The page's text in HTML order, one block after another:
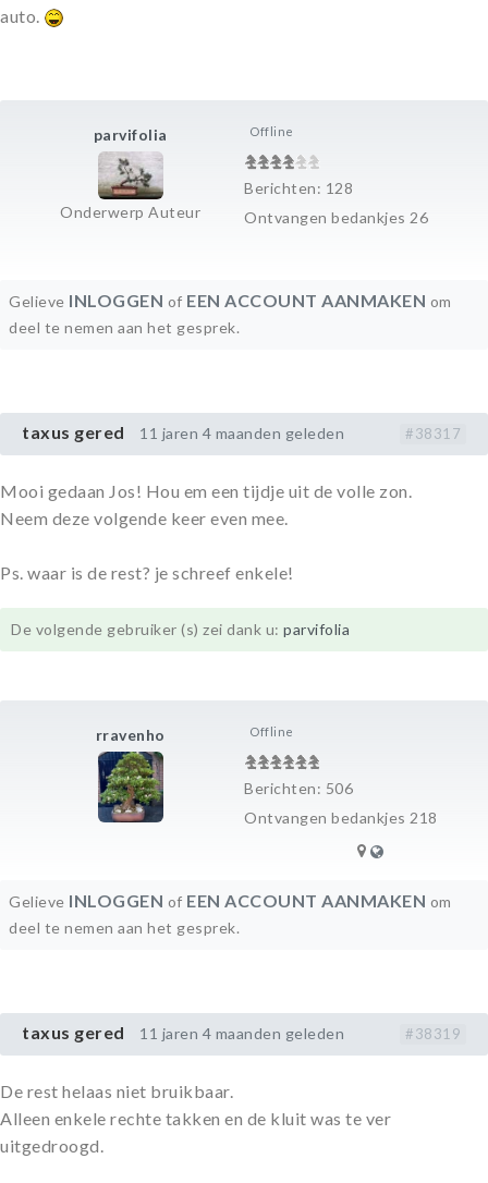
parvifolia
Onderwerp Auteur
Offline
Berichten: 128
Ontvangen bedankjes 26
auto.
Gelieve INLOGGEN of EEN ACCOUNT AANMAKEN om
deel te nemen aan het gesprek.
taxus gered 11 jaren 4 maanden geleden #38317
rravenho Offline
Berichten: 506
Ontvangen bedankjes 218
Mooi gedaan Jos! Hou em een tijdje uit de volle zon.
Neem deze volgende keer even mee.
Ps. waar is de rest? je schreef enkele!
De volgende gebruiker (s) zei dank u: parvifolia
Gelieve INLOGGEN of EEN ACCOUNT AANMAKEN om
deel te nemen aan het gesprek.
taxus gered 11 jaren 4 maanden geleden #38319
De rest helaas niet bruikbaar.
Alleen enkele rechte takken en de kluit was te ver
uitgedroogd.